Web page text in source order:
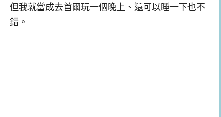
但我就當成去首爾玩一個晚上、還可以睡一下也不
錯。